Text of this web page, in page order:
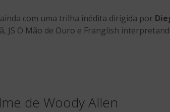
com uma trilha inédita dirigida por
JS O Mão de Ouro e Franglish
de Woody Allen